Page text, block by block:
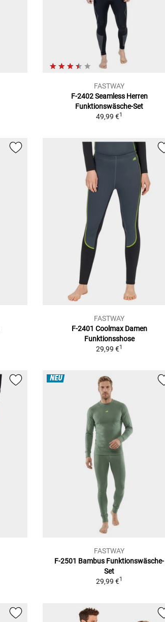
FASTWAY
F-2402 Seamless Herren
Funktionswäsche-Set
49,99 €1
FASTWAY
F-2401 Coolmax Damen
Funktionsshose
29,99 €1
NEU
FASTWAY
F-2501 Bambus Funktionswäsche-
Set
29,99 €1